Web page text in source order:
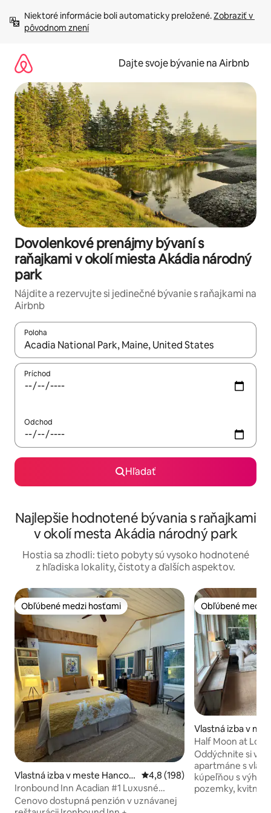
obsah.
Niektoré informácie boli automaticky preložené. Zobraziť v
pôvodnom znení
Dajte svoje bývanie na Airbnb
Dovolenkové prenájmy bývaní s
raňajkami v okolí miesta Akádia národný
park
Nájdite a rezervujte si jedinečné bývanie s raňajkami na
Airbnb
Poloha
Keď budú výsledky k dispozícii, môžete si ich prechádzať
Príchod
Odchod
Hľadať
Najlepšie hodnotené bývania s raňajkami
v okolí mesta Akádia národný park
Hostia sa zhodli: tieto pobyty sú vysoko hodnotené
z hľadiska lokality, čistoty a ďalších aspektov.
Obľúbené medzi hosťami
Obľúbené medzi hosťami
Vlastná izba v meste Hancoc
k
Priemerné ohodnotenie 4,8 z
4,8 (198)
Ironbound Inn Acadian #1 Luxusné
bývanie v blízkosti Akádie
Cenovo dostupná penzión v uznávanej
Obľúbené medzi
Obľúbené medzi
Vlastná izba v
or
Half Moon at
Private Bath
Oddýchnite si v
apartmáne s
kúpeľňou s
pozemky,